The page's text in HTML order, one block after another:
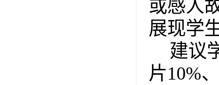
或感人
展现学
建议
片10%